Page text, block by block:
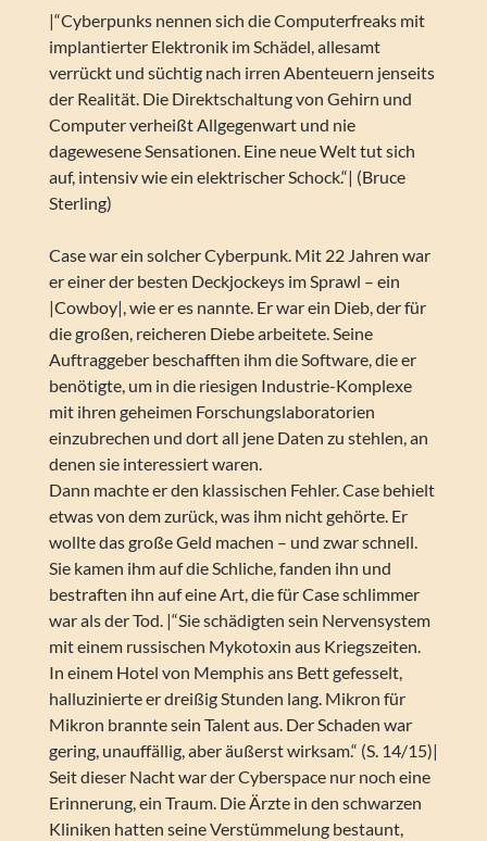
|“Cyberpunks nennen sich die Computerfreaks mit
implantierter Elektronik im Schädel, allesamt
verrückt und süchtig nach irren Abenteuern jenseits
der Realität. Die Direktschaltung von Gehirn und
Computer verheißt Allgegenwart und nie
dagewesene Sensationen. Eine neue Welt tut sich
auf, intensiv wie ein elektrischer Schock.“| (Bruce
Sterling)
Case war ein solcher Cyberpunk. Mit 22 Jahren war
er einer der besten Deckjockeys im Sprawl – ein
|Cowboy|, wie er es nannte. Er war ein Dieb, der für
die großen, reicheren Diebe arbeitete. Seine
Auftraggeber beschafften ihm die Software, die er
benötigte, um in die riesigen Industrie-Komplexe
mit ihren geheimen Forschungslaboratorien
einzubrechen und dort all jene Daten zu stehlen, an
denen sie interessiert waren.
Dann machte er den klassischen Fehler. Case behielt
etwas von dem zurück, was ihm nicht gehörte. Er
wollte das große Geld machen – und zwar schnell.
Sie kamen ihm auf die Schliche, fanden ihn und
bestraften ihn auf eine Art, die für Case schlimmer
war als der Tod. |“Sie schädigten sein Nervensystem
mit einem russischen Mykotoxin aus Kriegszeiten.
In einem Hotel von Memphis ans Bett gefesselt,
halluzinierte er dreißig Stunden lang. Mikron für
Mikron brannte sein Talent aus. Der Schaden war
gering, unauffällig, aber äußerst wirksam.“ (S. 14/15)|
Seit dieser Nacht war der Cyberspace nur noch eine
Erinnerung, ein Traum. Die Ärzte in den schwarzen
Kliniken hatten seine Verstümmelung bestaunt,